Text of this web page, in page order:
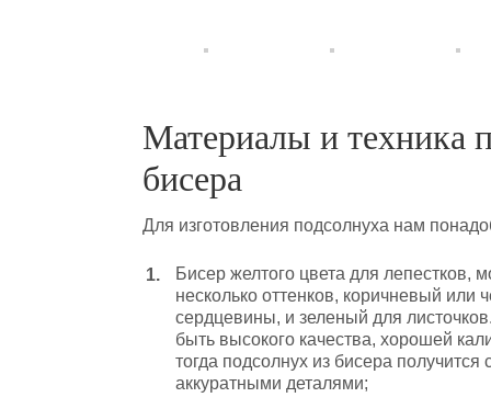
Материалы и техника
бисера
Для изготовления подсолнуха нам
Бисер желтого цвета для лепестков,
несколько оттенков, коричневый или
сердцевины, и зеленый для
быть высокого качества, хорошей
тогда подсолнух из бисера
аккуратными деталями;